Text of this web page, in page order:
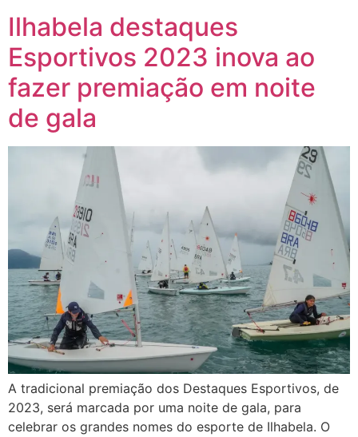
Ilhabela destaques
Esportivos 2023 inova ao
fazer premiação em noite
de gala
A tradicional premiação dos Destaques Esportivos, de
2023, será marcada por uma noite de gala, para
celebrar os grandes nomes do esporte de Ilhabela. O